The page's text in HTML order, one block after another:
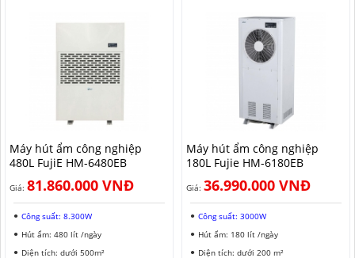
Máy hút ẩm công nghiệp
480L FujiE HM-6480EB
Giá: 81.860.000 VNĐ
Công suất: 8.300W
Hút ẩm: 480 lít /ngày
Diện tích: dưới 500m²
Máy hút ẩm công nghiệp
180L Fujie HM-6180EB
Giá: 36.990.000 VNĐ
Công suất: 3000W
Hút ẩm: 180 lít /ngày
Diện tích: dưới 200 m²